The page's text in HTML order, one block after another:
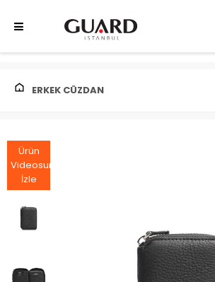
ERKEK CÜZDAN
Ürün
Videosunu
İzle